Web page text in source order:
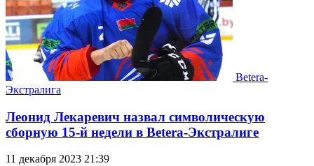
Betera-
Экстралига
Леонид Лекаревич назвал символическую
сборную 15-й недели в Betera-Экстралиге
11 декабря 2023 21:39